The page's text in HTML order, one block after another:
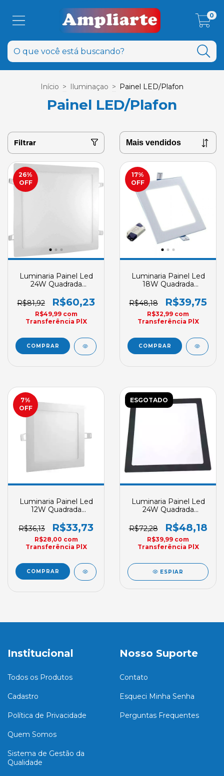
0
Início > Iluminaçao > Painel LED/Plafon
Painel LED/Plafon
Filtrar
26%
OFF
Luminaria Painel Led
24W Quadrada
R$81,92
R$60,23
R$49,99 com
Transferência PlX
17%
OFF
Luminaria Painel Led
18W Quadrada
R$48,18
R$39,75
R$32,99 com
Transferência PlX
7%
OFF
Luminaria Painel Led
12W Quadrada
R$36,13
R$33,73
R$28,00 com
Transferência PlX
ESGOTADO
Luminaria Painel Led
24W Quadrada
Borda Preta
R$72,28 R$48,18
R$39,99 com
Transferência PlX
ESPIAR
Institucional
Todos os Produtos
Cadastro
Política de Privacidade
Quem Somos
Sistema de Gestão da
Qualidade
Nosso Suporte
Contato
Esqueci Minha Senha
Perguntas Frequentes